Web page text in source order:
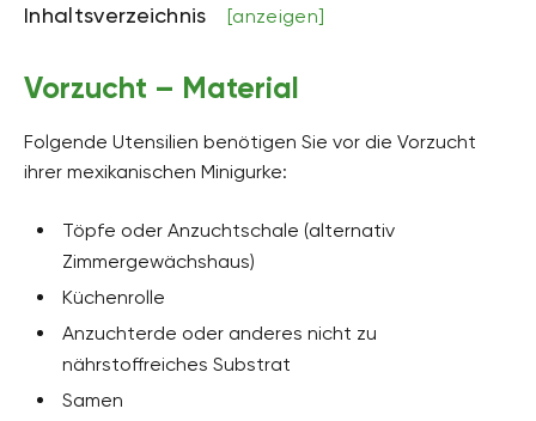
Inhaltsverzeichnis [anzeigen]
Vorzucht – Material
Folgende Utensilien benötigen Sie vor die Vorzucht
ihrer mexikanischen Minigurke:
Töpfe oder Anzuchtschale (alternativ
Zimmergewächshaus)
Küchenrolle
Anzuchterde oder anderes nicht zu
nährstoffreiches Substrat
Samen